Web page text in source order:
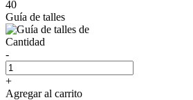
40
Guía de talles
Cantidad
-
+
Agregar al carrito